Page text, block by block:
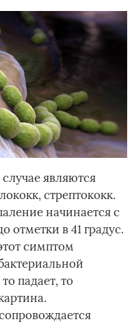
являются
стрептококк.
начинается с
отметки в 41 градус.
симптом
падает, то